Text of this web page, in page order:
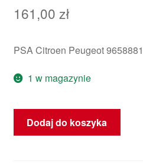
161,00 zł
PSA Citroen Peugeot
1 w magazynie
ilość
Moduł
Dodaj do koszyka